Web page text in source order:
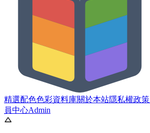
精選配色色彩資料庫關於本站隱私權政策
員中心Admin